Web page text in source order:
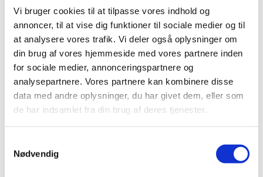
Vi bruger cookies til at tilpasse vores indhold og
annoncer, til at vise dig funktioner til sociale medier og til
at analysere vores trafik. Vi deler også oplysninger om
din brug af vores hjemmeside med vores partnere inden
for sociale medier, annonceringspartnere og
analysepartnere. Vores partnere kan kombinere disse
data med andre oplysninger, du har givet dem, eller som
de har indsamlet fra din brug af deres tjenester.
Nødvendig
Gode råd om katte